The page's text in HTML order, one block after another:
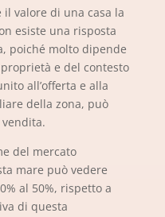
valore di una casa la
esiste una risposta
poiché molto dipende
e del contesto
all’offerta e alla
della zona, può
del mercato
mare può vedere
al 50%, rispetto a
di questa